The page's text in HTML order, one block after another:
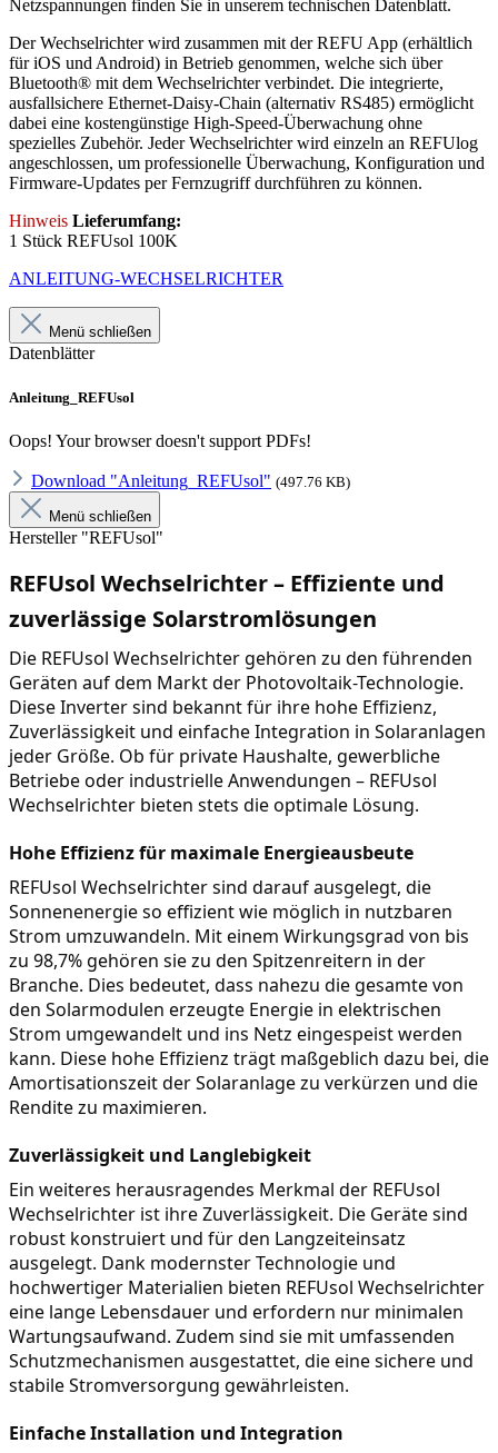
Netzspannungen finden Sie in unserem technischen Datenblatt.
Der Wechselrichter wird zusammen mit der REFU App (erhältlich
für iOS und Android) in Betrieb genommen, welche sich über
Bluetooth® mit dem Wechselrichter verbindet. Die integrierte,
ausfallsichere Ethernet-Daisy-Chain (alternativ RS485) ermöglicht
dabei eine kostengünstige High-Speed-Überwachung ohne
spezielles Zubehör. Jeder Wechselrichter wird einzeln an REFUlog
angeschlossen, um professionelle Überwachung, Konfiguration und
Firmware-Updates per Fernzugriff durchführen zu können.
Hinweis Lieferumfang:
1 Stück REFUsol 100K
ANLEITUNG-WECHSELRICHTER
Menü schließen
Datenblätter
Anleitung_REFUsol
Oops! Your browser doesn't support PDFs!
Download "Anleitung_REFUsol" (497.76 KB)
Menü schließen
Hersteller "REFUsol"
REFUsol Wechselrichter – Effiziente und
zuverlässige Solarstromlösungen
Die REFUsol Wechselrichter gehören zu den führenden
Geräten auf dem Markt der Photovoltaik-Technologie.
Diese Inverter sind bekannt für ihre hohe Effizienz,
Zuverlässigkeit und einfache Integration in Solaranlagen
jeder Größe. Ob für private Haushalte, gewerbliche
Betriebe oder industrielle Anwendungen – REFUsol
Wechselrichter bieten stets die optimale Lösung.
Hohe Effizienz für maximale Energieausbeute
REFUsol Wechselrichter sind darauf ausgelegt, die
Sonnenenergie so effizient wie möglich in nutzbaren
Strom umzuwandeln. Mit einem Wirkungsgrad von bis
zu 98,7% gehören sie zu den Spitzenreitern in der
Branche. Dies bedeutet, dass nahezu die gesamte von
den Solarmodulen erzeugte Energie in elektrischen
Strom umgewandelt und ins Netz eingespeist werden
kann. Diese hohe Effizienz trägt maßgeblich dazu bei, die
Amortisationszeit der Solaranlage zu verkürzen und die
Rendite zu maximieren.
Zuverlässigkeit und Langlebigkeit
Ein weiteres herausragendes Merkmal der REFUsol
Wechselrichter ist ihre Zuverlässigkeit. Die Geräte sind
robust konstruiert und für den Langzeiteinsatz
ausgelegt. Dank modernster Technologie und
hochwertiger Materialien bieten REFUsol Wechselrichter
eine lange Lebensdauer und erfordern nur minimalen
Wartungsaufwand. Zudem sind sie mit umfassenden
Schutzmechanismen ausgestattet, die eine sichere und
stabile Stromversorgung gewährleisten.
Einfache Installation und Integration